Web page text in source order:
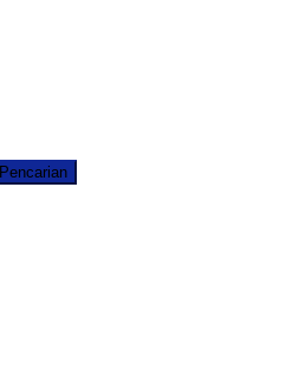
Pencarian